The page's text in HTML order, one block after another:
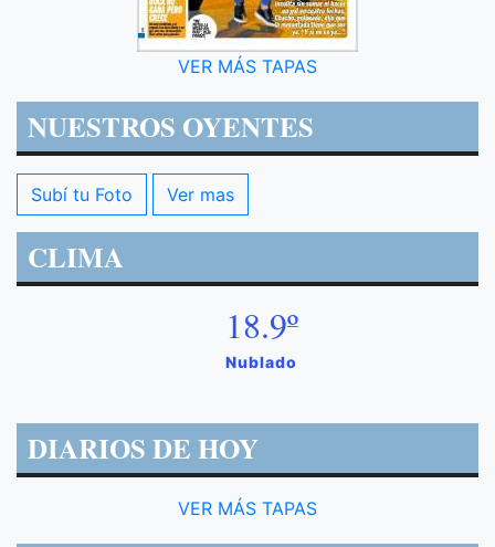
VER MÁS TAPAS
NUESTROS OYENTES
Subí tu Foto Ver mas
CLIMA
18.9º
Nublado
DIARIOS DE HOY
VER MÁS TAPAS